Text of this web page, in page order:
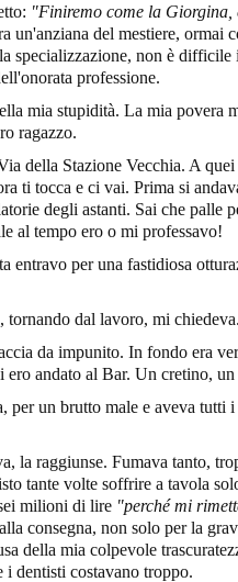
"Finiremo come la
un'anziana del mestiere, ormai
specializzazione, non è
professione.
mia stupidità. La mia povera
ragazzo.
della Stazione Vecchia. A quei
ti tocca e ci vai. Prima si
degli astanti. Sai che palle
al tempo ero o mi professavo!
entravo per una fastidiosa
tornando dal lavoro, mi
da impunito. In fondo era
ero andato al Bar. Un cretino,
per un brutto male e aveva tutti
la raggiunse. Fumava tanto,
tante volte soffrire a tavola
milioni di lire "perché mi
consegna, non solo per la
della mia colpevole
dentisti costavano troppo.